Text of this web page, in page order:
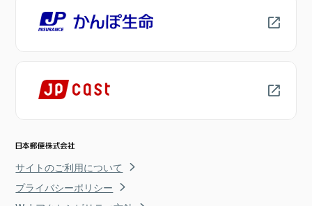
サイトのご利用について
プライバシーポリシー